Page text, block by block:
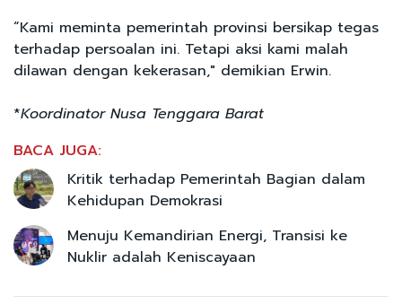
“Kami meminta pemerintah provinsi bersikap tegas
terhadap persoalan ini. Tetapi aksi kami malah
dilawan dengan kekerasan," demikian Erwin.
*Koordinator Nusa Tenggara Barat
BACA JUGA:
Kritik terhadap Pemerintah Bagian dalam
Kehidupan Demokrasi
Menuju Kemandirian Energi, Transisi ke
Nuklir adalah Keniscayaan